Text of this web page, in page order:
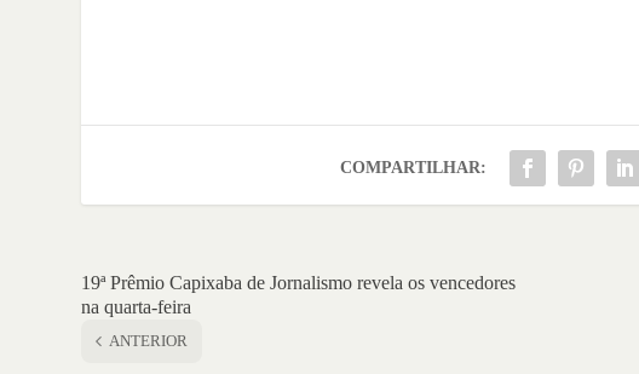
COMPARTILHAR:
19ª Prêmio Capixaba de Jornalismo revela os vencedores
na quarta-feira
ANTERIOR